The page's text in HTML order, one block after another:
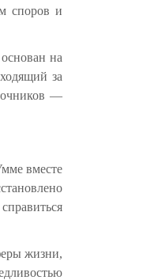
споров и
на
за
—
вместе
жизни,